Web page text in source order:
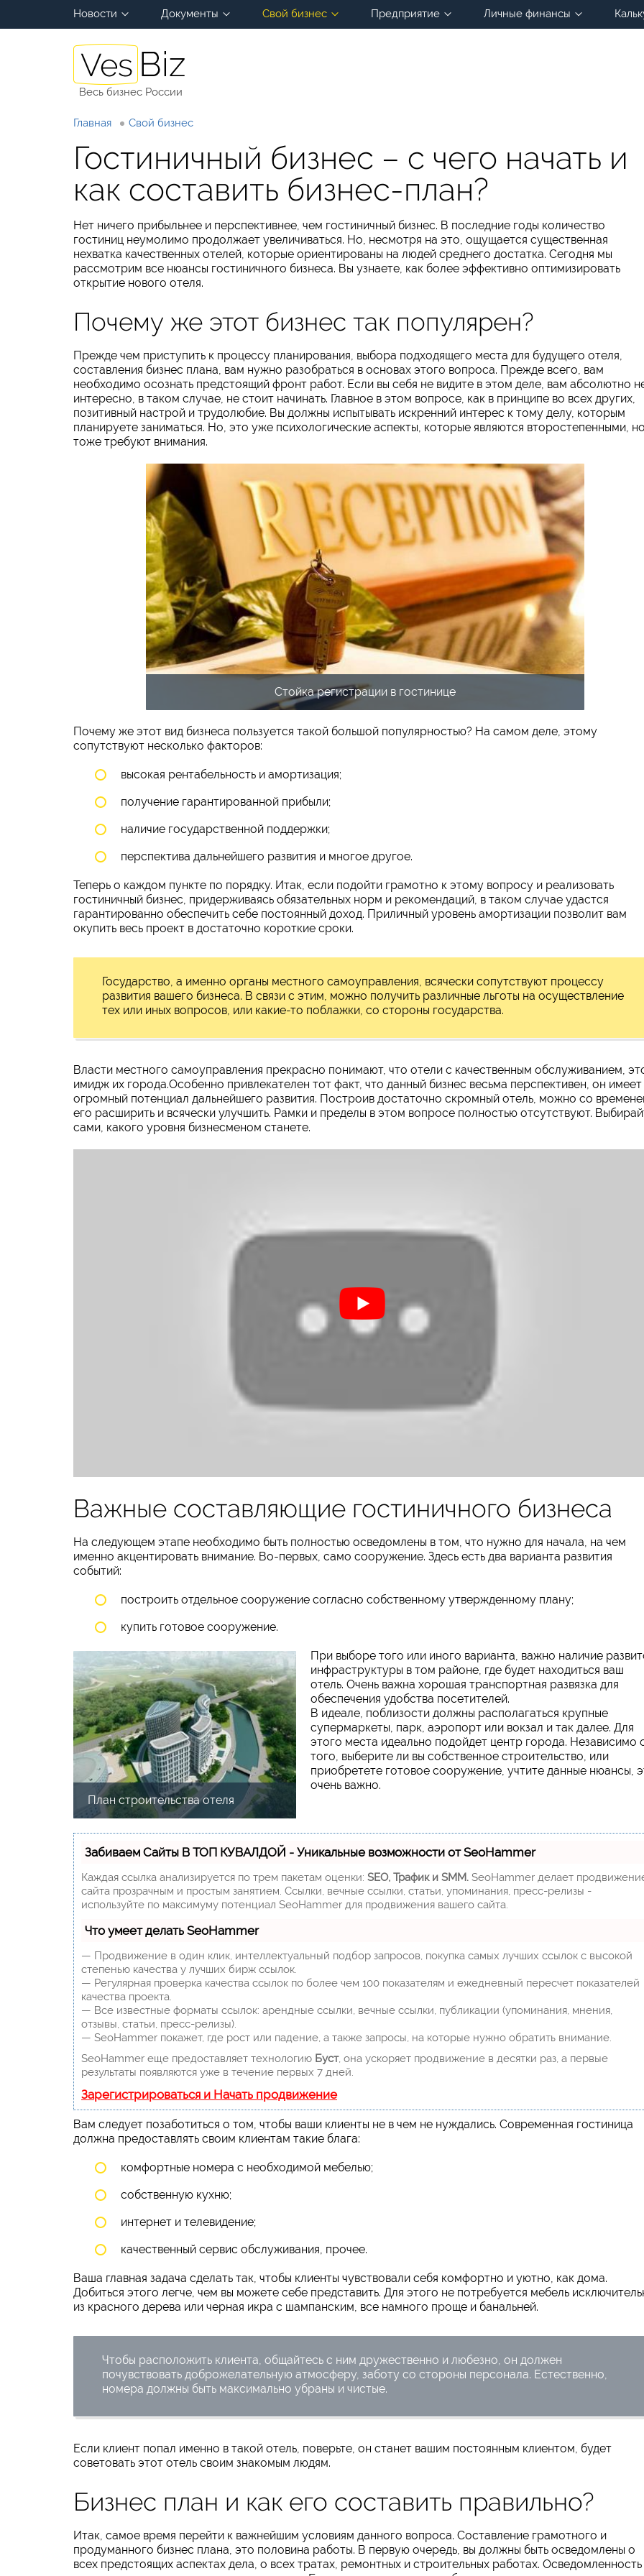
Новости Документы Свой бизнес Предприятие Личные финансы
Весь бизнес России
Главная Свой бизнес
Гостиничный бизнес – с чего начать и
как составить бизнес-план?
Нет ничего прибыльнее и перспективнее, чем гостиничный бизнес. В последние годы количество
гостиниц неумолимо продолжает увеличиваться. Но, несмотря на это, ощущается существенная
нехватка качественных отелей, которые ориентированы на людей среднего достатка. Сегодня мы
рассмотрим все нюансы гостиничного бизнеса. Вы узнаете, как более эффективно оптимизировать
открытие нового отеля.
Почему же этот бизнес так популярен?
Прежде чем приступить к процессу планирования, выбора подходящего места для будущего отеля,
составления бизнес плана, вам нужно разобраться в основах этого вопроса. Прежде всего, вам
необходимо осознать предстоящий фронт работ. Если вы себя не видите в этом деле, вам абсолютно
интересно, в таком случае, не стоит начинать. Главное в этом вопросе, как в принципе во всех других,
позитивный настрой и трудолюбие. Вы должны испытывать искренний интерес к тому делу, которым
планируете заниматься. Но, это уже психологические аспекты, которые являются второстепенными, но
тоже требуют внимания.
Стойка регистрации в гостинице
Почему же этот вид бизнеса пользуется такой большой популярностью? На самом деле, этому
сопутствуют несколько факторов:
высокая рентабельность и амортизация;
получение гарантированной прибыли;
наличие государственной поддержки;
перспектива дальнейшего развития и многое другое.
Теперь о каждом пункте по порядку. Итак, если подойти грамотно к этому вопросу и реализовать
гостиничный бизнес, придерживаясь обязательных норм и рекомендаций, в таком случае удастся
гарантированно обеспечить себе постоянный доход. Приличный уровень амортизации позволит вам
окупить весь проект в достаточно короткие сроки.
Государство, а именно органы местного самоуправления, всячески сопутствуют процессу
развития вашего бизнеса. В связи с этим, можно получить различные льготы на осуществление
тех или иных вопросов, или какие-то поблажки, со стороны государства.
Власти местного самоуправления прекрасно понимают, что отели с качественным обслуживанием,
имидж их города.Особенно привлекателен тот факт, что данный бизнес весьма перспективен, он имеет
огромный потенциал дальнейшего развития. Построив достаточно скромный отель, можно со
его расширить и всячески улучшить. Рамки и пределы в этом вопросе полностью отсутствуют.
сами, какого уровня бизнесменом станете.
Важные составляющие гостиничного бизнеса
На следующем этапе необходимо быть полностью осведомлены в том, что нужно для начала, на чем
именно акцентировать внимание. Во-первых, само сооружение. Здесь есть два варианта развития
событий:
построить отдельное сооружение согласно собственному утвержденному плану;
купить готовое сооружение.
План строительства отеля
При выборе того или иного варианта, важно наличие
инфраструктуры в том районе, где будет находиться ваш
отель. Очень важна хорошая транспортная развязка для
обеспечения удобства посетителей.
В идеале, поблизости должны располагаться крупные
супермаркеты, парк, аэропорт или вокзал и так далее. Для
этого места идеально подойдет центр города. Независимо
того, выберите ли вы собственное строительство, или
приобретете готовое сооружение, учтите данные нюансы,
очень важно.
Забиваем Сайты В ТОП КУВАЛДОЙ - Уникальные возможности от SeoHammer
Каждая ссылка анализируется по трем пакетам оценки: SEO, Трафик и SMM. SeoHammer делает
сайта прозрачным и простым занятием. Ссылки, вечные ссылки, статьи, упоминания, пресс-релизы -
используйте по максимуму потенциал SeoHammer для продвижения вашего сайта.
Что умеет делать SeoHammer
— Продвижение в один клик, интеллектуальный подбор запросов, покупка самых лучших ссылок с высокой
степенью качества у лучших бирж ссылок.
— Регулярная проверка качества ссылок по более чем 100 показателям и ежедневный пересчет показателей
качества проекта.
— Все известные форматы ссылок: арендные ссылки, вечные ссылки, публикации (упоминания, мнения,
отзывы, статьи, пресс-релизы).
— SeoHammer покажет, где рост или падение, а также запросы, на которые нужно обратить внимание.
SeoHammer еще предоставляет технологию Буст, она ускоряет продвижение в десятки раз, а первые
результаты появляются уже в течение первых 7 дней.
Зарегистрироваться и Начать продвижение
Вам следует позаботиться о том, чтобы ваши клиенты не в чем не нуждались. Современная гостиница
должна предоставлять своим клиентам такие блага:
комфортные номера с необходимой мебелью;
собственную кухню;
интернет и телевидение;
качественный сервис обслуживания, прочее.
Ваша главная задача сделать так, чтобы клиенты чувствовали себя комфортно и уютно, как дома.
Добиться этого легче, чем вы можете себе представить. Для этого не потребуется мебель
из красного дерева или черная икра с шампанским, все намного проще и банальней.
Чтобы расположить клиента, общайтесь с ним дружественно и любезно, он должен
почувствовать доброжелательную атмосферу, заботу со стороны персонала. Естественно,
номера должны быть максимально убраны и чистые.
Если клиент попал именно в такой отель, поверьте, он станет вашим постоянным клиентом, будет
советовать этот отель своим знакомым людям.
Бизнес план и как его составить правильно?
Итак, самое время перейти к важнейшим условиям данного вопроса. Составление грамотного и
продуманного бизнес плана, это половина работы. В первую очередь, вы должны быть осведомлены о
всех предстоящих аспектах дела, о всех тратах, ремонтных и строительных работах. Осведомленность